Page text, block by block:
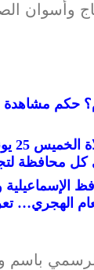
وأسوان
حكم مشاهدة
عاجل:
كل محافظة
الإسماعيلية
الهجري…
باسم